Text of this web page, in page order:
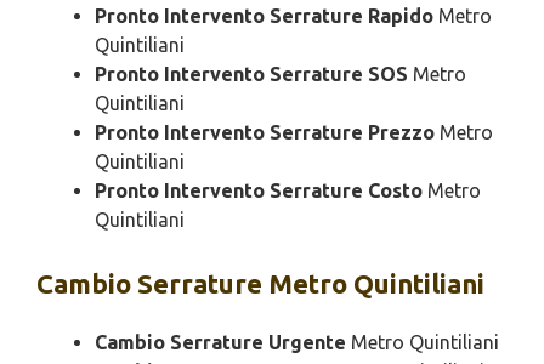
Pronto Intervento Serrature Rapido Metro
Quintiliani
Pronto Intervento Serrature SOS Metro
Quintiliani
Pronto Intervento Serrature Prezzo Metro
Quintiliani
Pronto Intervento Serrature Costo Metro
Quintiliani
Cambio Serrature Metro Quintiliani
Cambio Serrature Urgente Metro Quintiliani